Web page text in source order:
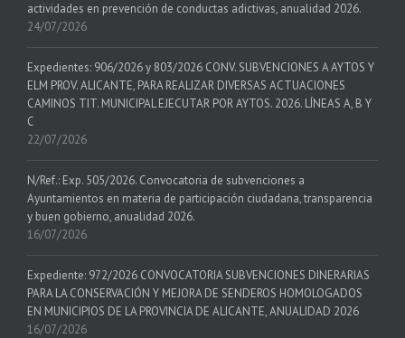
actividades en prevención de conductas adictivas, anualidad 2026.
24/07/2026
Expedientes: 906/2026 y 803/2026 CONV. SUBVENCIONES A AYTOS Y
ELM PROV. ALICANTE, PARA REALIZAR DIVERSAS ACTUACIONES
CAMINOS TIT. MUNICIPAL EJECUTAR POR AYTOS. 2026. LÍNEAS A, B Y
C
22/07/2026
N/Ref.: Exp. 505/2026. Convocatoria de subvenciones a
Ayuntamientos en materia de participación ciudadana, transparencia
y buen gobierno, anualidad 2026.
16/07/2026
Expediente: 972/2026 CONVOCATORIA SUBVENCIONES DINERARIAS
PARA LA CONSERVACIÓN Y MEJORA DE SENDEROS HOMOLOGADOS
EN MUNICIPIOS DE LA PROVINCIA DE ALICANTE, ANUALIDAD 2026
16/07/2026